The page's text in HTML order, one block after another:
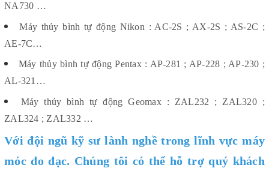
NA730 …
Máy thủy bình tự động Nikon : AC-2S ; AX-2S ; AS-2C ;
AE-7C…
Máy thủy bình tự động Pentax : AP-281 ; AP-228 ; AP-230 ;
AL-321…
Máy thủy bình tự động Geomax : ZAL232 ; ZAL320 ;
ZAL324 ; ZAL332 …
Với đội ngũ kỹ sư lành nghề trong lĩnh vực máy
móc đo đạc. Chúng tôi có thể hỗ trợ quý khách